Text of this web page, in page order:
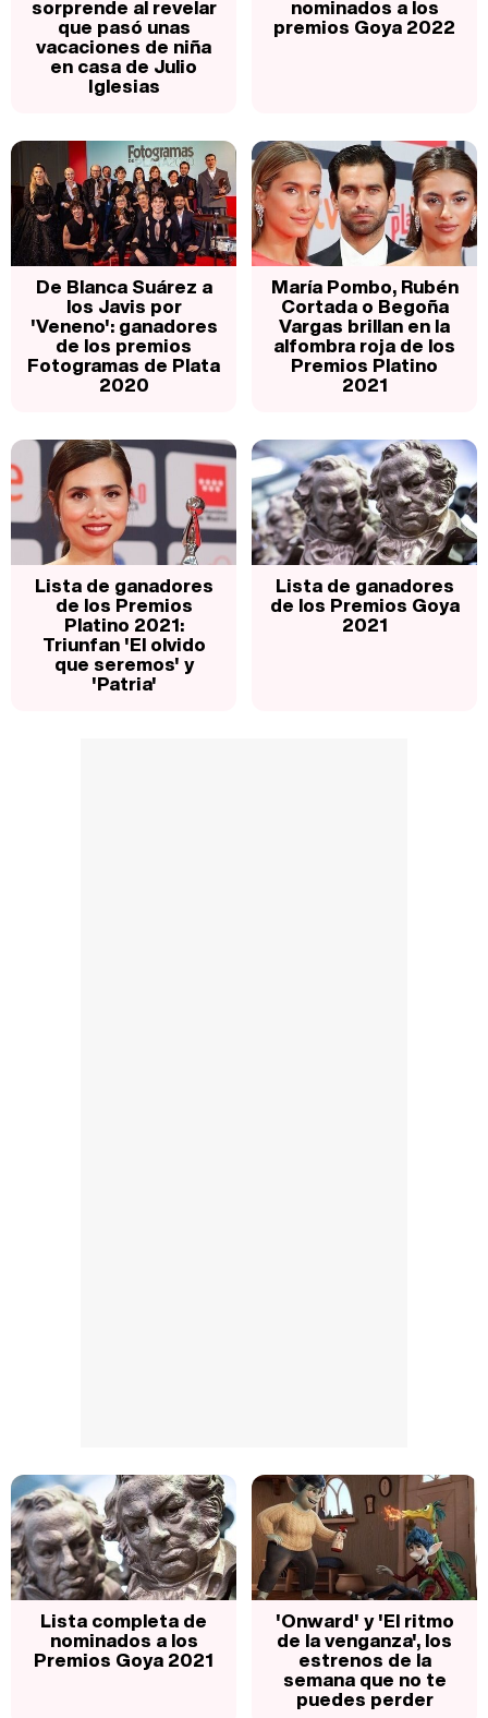
sorprende al revelar
que pasó unas
vacaciones de niña
en casa de Julio
Iglesias
nominados a los
premios Goya 2022
De Blanca Suárez a
los Javis por
'Veneno': ganadores
de los premios
Fotogramas de Plata
2020
María Pombo, Rubén
Cortada o Begoña
Vargas brillan en la
alfombra roja de los
Premios Platino
2021
Lista de ganadores
de los Premios
Platino 2021:
Triunfan 'El olvido
que seremos' y
'Patria'
Lista de ganadores
de los Premios Goya
2021
Lista completa de
nominados a los
Premios Goya 2021
'Onward' y 'El ritmo
de la venganza', los
estrenos de la
semana que no te
puedes perder